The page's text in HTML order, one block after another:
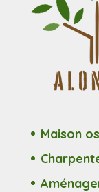
Maison